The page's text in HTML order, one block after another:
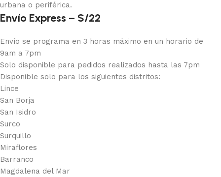
urbana o periférica.
Envío Express – S/22
Envío se programa en 3 horas máximo en un horario de
9am a 7pm
Solo disponible para pedidos realizados hasta las 7pm
Disponible solo para los siguientes distritos:
Lince
San Borja
San Isidro
Surco
Surquillo
Miraflores
Barranco
Magdalena del Mar